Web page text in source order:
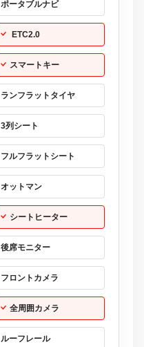
ポータブルナビ
ETC2.0
スマートキー
ランフラットタイヤ
3列シート
フルフラットシート
オットマン
シートヒーター
後席モニター
フロントカメラ
全周囲カメラ
ルーフレール